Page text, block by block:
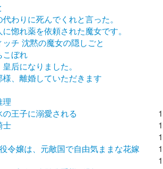
わりに死んでくれと言った。
惚れ薬を依頼された魔女です。
チ 沈黙の魔女の隠しごと
こぼれ
后になりました。
、離婚していただきます
理
王子に溺愛される
士
令嬢は、元敵国で自由気ままな花嫁